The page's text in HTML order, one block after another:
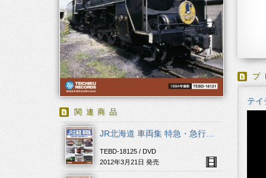
関連商品
JR北海道 車両集 特急・急行・快速・普通 etc
TEBD-18125 / DVD
2012年3月21日 発売
プ
テイ